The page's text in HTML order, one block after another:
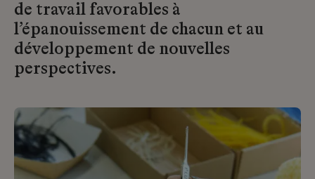
de travail favorables à
l’épanouissement de chacun et au
développement de nouvelles
perspectives.